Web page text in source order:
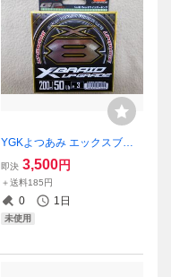
YGKよつあみ エックスブレ
イド アップグレードX8 3号 2
00ｍ 50LB Xブレイド 8本編
みPE 送料185円
即決 3,500円
＋送料185円
0 1日
未使用